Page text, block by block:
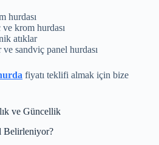
hurdası
krom hurdası
atıklar
sandviç panel hurdası
fiyatı teklifi almak için bize
ve Güncellik
Belirleniyor?